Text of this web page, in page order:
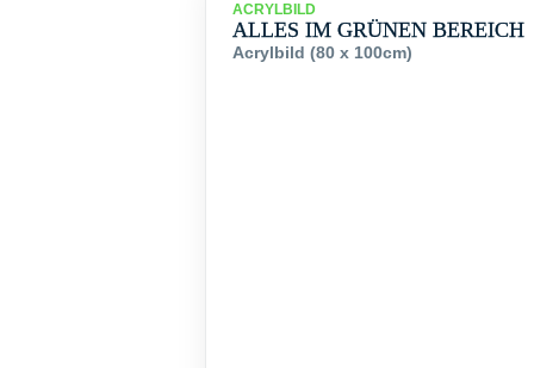
ACRYLBILD
ALLES IM GRÜNEN BEREICH
Acrylbild (80 x 100cm)